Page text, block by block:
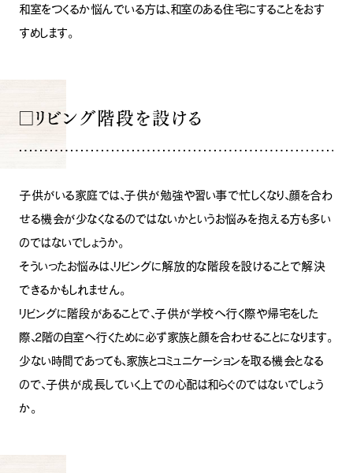
和室をつくるか悩んでいる方は、和室のある住宅にすることをおす
すめします。
□リビング階段を設ける
子供がいる家庭では、子供が勉強や習い事で忙しくなり、顔を合わ
せる機会が少なくなるのではないかというお悩みを抱える方も多い
のではないでしょうか。
そういったお悩みは、リビングに解放的な階段を設けることで解決
できるかもしれません。
リビングに階段があることで、子供が学校へ行く際や帰宅をした
際、2階の自室へ行くために必ず家族と顔を合わせることになります。
少ない時間であっても、家族とコミュニケーションを取る機会となる
ので、子供が成長していく上での心配は和らぐのではないでしょう
か。